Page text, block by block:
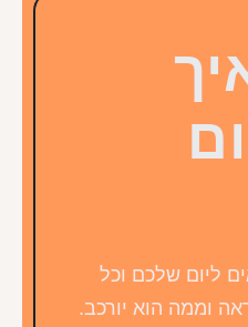
ליום שלכם וכל
וממה הוא יורכב.